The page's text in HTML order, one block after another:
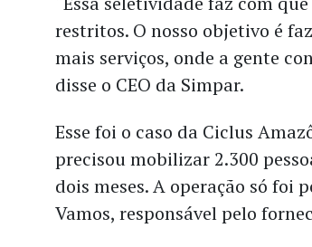
restritos. O nosso objetivo é
mais serviços, onde a gente
disse o CEO da Simpar.
Esse foi o caso da Ciclus
precisou mobilizar 2.300
dois meses. A operação só foi
Vamos, responsável pelo